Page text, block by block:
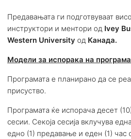
Предавањата ги подготвуваат
инструктори и ментори од Ivey
Western University од Канада.
Модели за испорака на
Програмата е планирано да се
присуство.
Програмата ќе испорача десет
сесии. Секоја сесија вклучува
едно (1) предавање и еден (1) час